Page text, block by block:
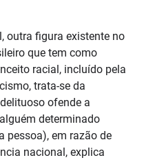
outra figura existente no
que tem como
racial, incluído pela
trata-se da
ofende a
determinado
pessoa), em razão de
nacional, explica